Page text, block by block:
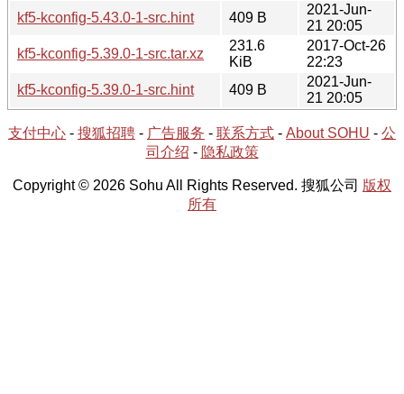
kf5-kconfig-5.43.0-1-src.hint
409 B
2021-Jun-
21 20:05
kf5-kconfig-5.39.0-1-src.tar.xz
231.6
KiB
2017-Oct-26
22:23
kf5-kconfig-5.39.0-1-src.hint
409 B
2021-Jun-
21 20:05
支付中心 - 搜狐招聘 - 广告服务 - 联系方式 - About SOHU - 公
司介绍 - 隐私政策
Copyright © 2026 Sohu All Rights Reserved. 搜狐公司 版权
所有